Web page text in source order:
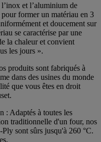
et l’aluminium de
former un matériau en 3
et doucement sur
se caractérise par une
la chaleur et convient
les jours ».
produits sont fabriqués à
dans des usines du monde
que vous êtes en droit
: Adaptés à toutes les
traditionnelle d'un four, nos
sont sûrs jusqu'à 260 °C.